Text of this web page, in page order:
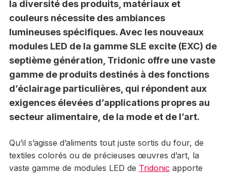
la diversité des produits, matériaux et
couleurs nécessite des ambiances
lumineuses spécifiques. Avec les nouveaux
modules LED de la gamme SLE excite (EXC) de
septième génération, Tridonic offre une vaste
gamme de produits destinés à des fonctions
d’éclairage particulières, qui répondent aux
exigences élevées d’applications propres au
secteur alimentaire, de la mode et de l’art.
Qu’il s’agisse d’aliments tout juste sortis du four, de
textiles colorés ou de précieuses œuvres d’art, la
vaste gamme de modules LED de Tridonic apporte